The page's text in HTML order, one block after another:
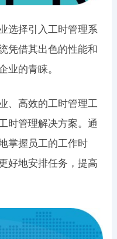
选择引入工时管理系
凭借其出色的性能和
业的青睐。
、高效的工时管理工
时管理解决方案。通
掌握员工的工作时
好地安排任务，提高